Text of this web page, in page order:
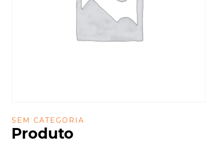
SEM CATEGORIA
Produto